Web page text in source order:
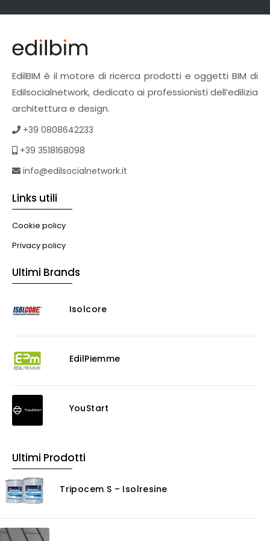
Pavimenti e rivestimenti
Pavimenti industriali
Sistemi giardini pensili
Supporti per esterni
Tetti verdi
eBook
Formazione professionale
Illuminazione
Murature
Risanamento E Restauro
Consolidanti
Rasanti per muro
Senza Categoria
EdilBIM è il motore di ricerca prodotti e oggetti BIM di
Edilsocialnetwork, dedicato ai professionisti dell’edilizia
architettura e design.
+39 0808642233
+39 3518168098
info@edilsocialnetwork.it
Links utili
Cookie policy
Privacy policy
Ultimi Brands
Isolcore
EdilPiemme
YouStart
Ultimi Prodotti
Tripocem S – Isolresine